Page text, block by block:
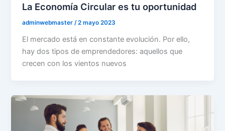
La Economía Circular es tu oportunidad
adminwebmaster/2 mayo 2023
El mercado está en constante evolución. Por ello,
hay dos tipos de emprendedores: aquellos que
crecen con los vientos nuevos